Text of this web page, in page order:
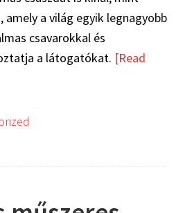
amely a világ egyik legnagyobb
csavarokkal és
a látogatókat. [Read